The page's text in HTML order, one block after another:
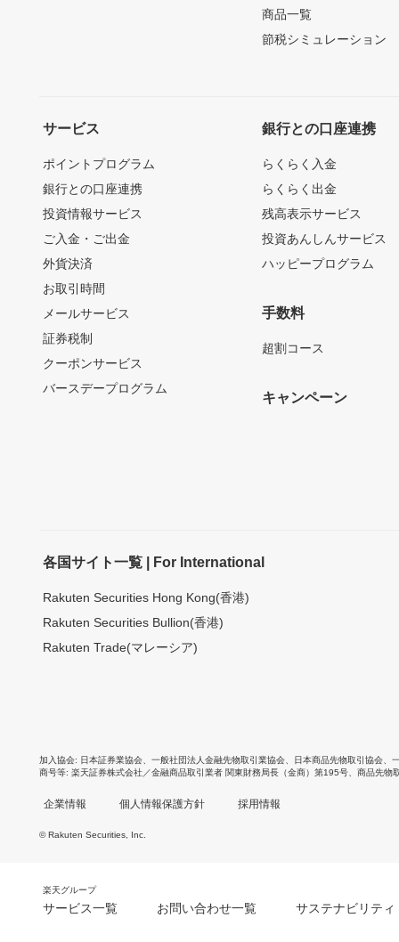
商品一覧
節税シミュレーション
サービス
ポイントプログラム
銀行との口座連携
投資情報サービス
ご入金・ご出金
外貨決済
お取引時間
メールサービス
証券税制
クーポンサービス
バースデープログラム
銀行との口座連携
らくらく入金
らくらく出金
残高表示サービス
投資あんしんサービス
ハッピープログラム
手数料
超割コース
キャンペーン
各国サイト一覧 | For International
Rakuten Securities Hong Kong(香港)
Rakuten Securities Bullion(香港)
Rakuten Trade(マレーシア)
加入協会 日本証券業協会 一般社団法人金融先物取引業協会 日本商品先物取引協会
商号等 楽天証券株式会社／金融商品取引業者 関東財務局長（金商）第195号、商品先物
企業情報 個人情報保護方針 採用情報
© Rakuten Securities, Inc.
楽天グループ
サービス一覧 お問い合わせ一覧 サステナビリティ